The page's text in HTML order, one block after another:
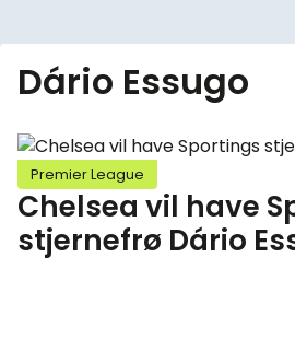
Dário Essugo
Premier League
Chelsea vil have
stjernefrø Dário